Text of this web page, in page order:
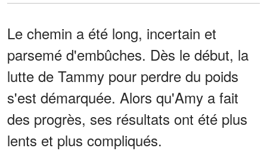
Le chemin a été long, incertain et
parsemé d'embûches. Dès le début, la
lutte de Tammy pour perdre du poids
s'est démarquée. Alors qu'Amy a fait
des progrès, ses résultats ont été plus
lents et plus compliqués.